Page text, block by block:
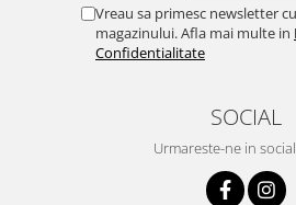
Vreau sa primesc newsletter
magazinului. Afla mai multe in
Confidentialitate
SOCIAL
Urmareste-ne in